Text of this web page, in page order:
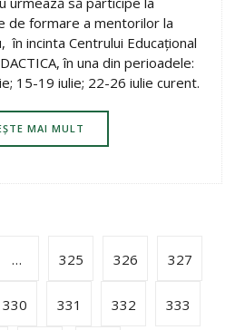
de formare a mentorilor la
în incinta Centrului Educaţional
în una din perioadele:
15-19 iulie; 22-26 iulie curent.
MAI MULT
… 325 326 327
330 331 332 333